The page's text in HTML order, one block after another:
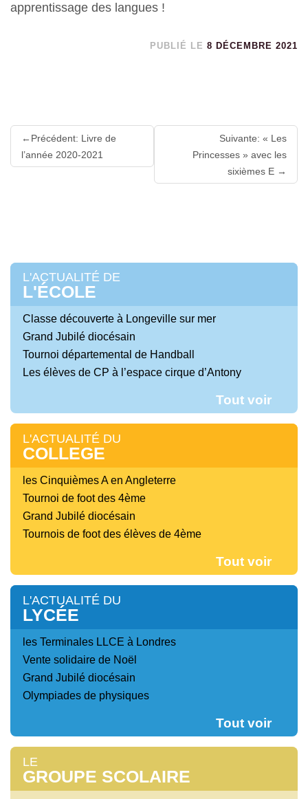
apprentissage des langues !
PUBLIÉ LE 8 DÉCEMBRE 2021
Lire
suite
Précédent: Livre de
l’année 2020-2021
Suivante: « Les
Princesses » avec les
sixièmes E
L'ACTUALITÉ DE
L'ÉCOLE
Classe découverte à Longeville sur mer
Grand Jubilé diocésain
Tournoi départemental de Handball
Les élèves de CP à l’espace cirque d’Antony
Tout voir
L'ACTUALITÉ DU
COLLEGE
les Cinquièmes A en Angleterre
Tournoi de foot des 4ème
Grand Jubilé diocésain
Tournois de foot des élèves de 4ème
Tout voir
L'ACTUALITÉ DU
LYCÉE
les Terminales LLCE à Londres
Vente solidaire de Noël
Grand Jubilé diocésain
Olympiades de physiques
Tout voir
LE
GROUPE SCOLAIRE